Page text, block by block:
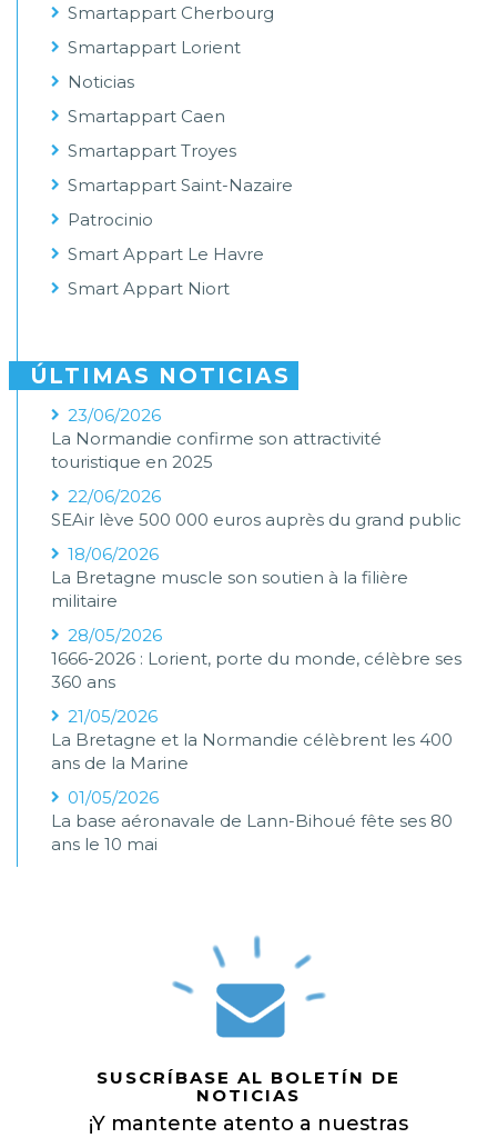
Smartappart Cherbourg
Smartappart Lorient
Noticias
Smartappart Caen
Smartappart Troyes
Smartappart Saint-Nazaire
Patrocinio
Smart Appart Le Havre
Smart Appart Niort
ÚLTIMAS NOTICIAS
23/06/2026
La Normandie confirme son attractivité
touristique en 2025
22/06/2026
SEAir lève 500 000 euros auprès du grand public
18/06/2026
La Bretagne muscle son soutien à la filière
militaire
28/05/2026
1666-2026 : Lorient, porte du monde, célèbre ses
360 ans
21/05/2026
La Bretagne et la Normandie célèbrent les 400
ans de la Marine
01/05/2026
La base aéronavale de Lann-Bihoué fête ses 80
ans le 10 mai
SUSCRÍBASE AL BOLETÍN DE
NOTICIAS
¡Y mantente atento a nuestras